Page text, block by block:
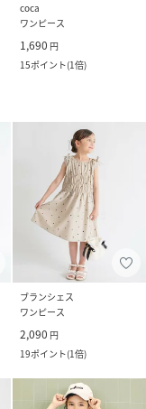
coca
ワンピース
1,690 円
15ポイント(1倍)
ブランシェス
ワンピース
2,090 円
19ポイント(1倍)